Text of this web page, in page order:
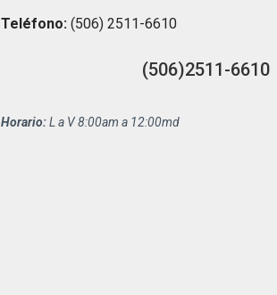
Teléfono: (506) 2511-6610
(506)2511-6610
Horario:L a V 8:00am a 12:00md